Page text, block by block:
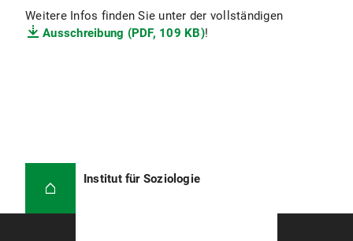
Weitere Infos finden Sie unter der vollständigen
Ausschreibung (PDF, 109 KB)!
Institut für Soziologie